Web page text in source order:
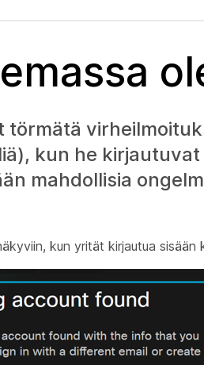
törmätä
kun he
mahdollisia
kun yrität kirjautua